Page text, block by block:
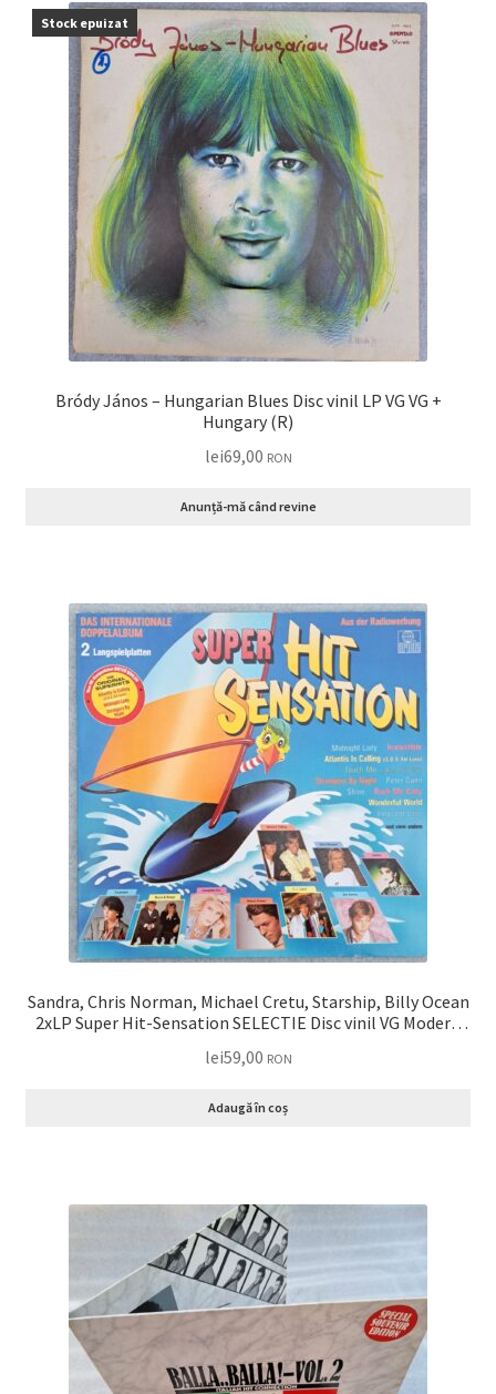
Stock epuizat
Bródy János – Hungarian Blues Disc vinil LP VG VG +
Hungary (R)
lei69,00 RON
Anunță-mă când revine
Sandra, Chris Norman, Michael Cretu, Starship, Billy Ocean
2xLP Super Hit-Sensation SELECTIE Disc vinil VG Modern
lei59,00 RON
Adaugă în coș